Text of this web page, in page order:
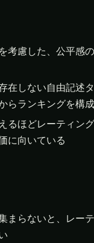
考慮した、公平感
在しない自由記述
らランキングを構
るほどレーティン
に向いている
まらないと、レー